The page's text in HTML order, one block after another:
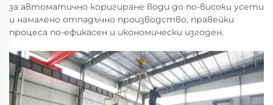
за автоматично коригиране води до по-високи усети
и намалено отпадъчно производство, правейки
процеса по-ефикасен и икономически изгоден.